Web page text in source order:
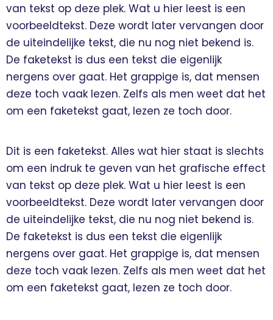
van tekst op deze plek. Wat u hier leest is een
voorbeeldtekst. Deze wordt later vervangen door
de uiteindelijke tekst, die nu nog niet bekend is.
De faketekst is dus een tekst die eigenlijk
nergens over gaat. Het grappige is, dat mensen
deze toch vaak lezen. Zelfs als men weet dat het
om een faketekst gaat, lezen ze toch door.
Dit is een faketekst. Alles wat hier staat is slechts
om een indruk te geven van het grafische effect
van tekst op deze plek. Wat u hier leest is een
voorbeeldtekst. Deze wordt later vervangen door
de uiteindelijke tekst, die nu nog niet bekend is.
De faketekst is dus een tekst die eigenlijk
nergens over gaat. Het grappige is, dat mensen
deze toch vaak lezen. Zelfs als men weet dat het
om een faketekst gaat, lezen ze toch door.